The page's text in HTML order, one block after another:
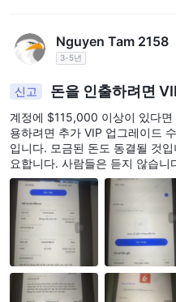
Nguyen Tam 2158
3-5년
신고
돈을 인출하려면
해야 합니다. 계정이 잠겨
계정에 $115,000 이상이 있다
용하려면 추가 VIP 업그레이드
입니다. 모금된 돈도 동결될 것
요합니다. 사람들은 듣지 않습니